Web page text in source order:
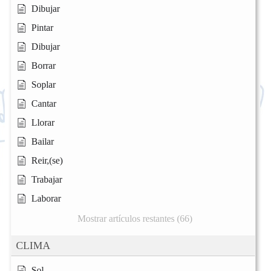
Dibujar
Pintar
Dibujar
Borrar
Soplar
Cantar
Llorar
Bailar
Reir,(se)
Trabajar
Laborar
Mostrar artículos restantes (66)
CLIMA